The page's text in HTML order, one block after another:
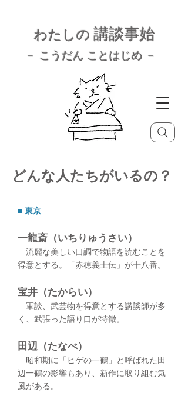
わたしの講談事始
－ こうだん ことはじめ －
どんな人たちがいるの？
■ 東京
一龍斎（いちりゅうさい）
流麗な美しい口調で物語を読むことを
得意とする。「赤穂義士伝」が十八番。
宝井（たからい）
軍談、武芸物を得意とする講談師が多
く、武張った語り口が特徴。
田辺（たなべ）
昭和期に「ヒゲの一鶴」と呼ばれた田
辺一鶴の影響もあり、新作に取り組む気
風がある。